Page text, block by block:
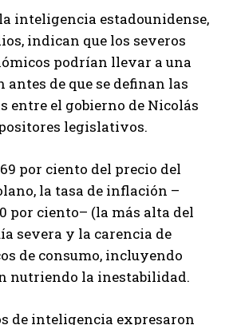
inteligencia estadounidense,
indican que los severos
podrían llevar a una
antes de que se definan las
entre el gobierno de Nicolás
legislativos.
por ciento del precio del
la tasa de inflación –
por ciento– (la más alta del
severa y la carencia de
de consumo, incluyendo
nutriendo la inestabilidad.
de inteligencia expresaron